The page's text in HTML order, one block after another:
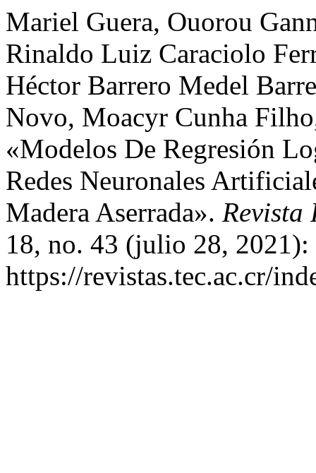
Mariel Guera, Ouorou
Rinaldo Luiz Caraciolo
Héctor Barrero Medel
Novo, Moacyr Cunha
«Modelos De Regresión
Redes Neuronales
Madera Aserrada». Revista
18, no. 43 (julio 28,
https://revistas.tec.ac.cr/